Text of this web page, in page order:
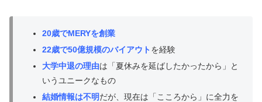
20歳でMERYを創業
22歳で50億規模のバイアウトを経験
大学中退の理由は「夏休みを延ばしたかったから」と
いうユニークなもの
結婚情報は不明だが、現在は「こころから」に全力を